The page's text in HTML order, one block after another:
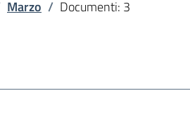
Marzo / Documenti: 3